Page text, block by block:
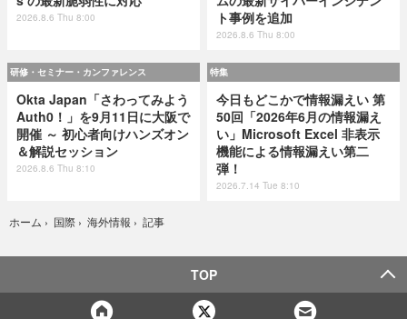
2026.8.6 Thu 8:00
ト事例を追加
2026.8.6 Thu 8:00
研修・セミナー・カンファレンス
Okta Japan「さわってみよう
Auth0！」を9月11日に大阪で
開催 ～ 初心者向けハンズオン
＆解説セッション
2026.8.6 Thu 8:10
特集
今日もどこかで情報漏えい 第
50回「2026年6月の情報漏え
い」Microsoft Excel 非表示
機能による情報漏えい第二
弾！
2026.7.14 Tue 8:10
ホーム › 国際 › 海外情報 › 記事
TOP